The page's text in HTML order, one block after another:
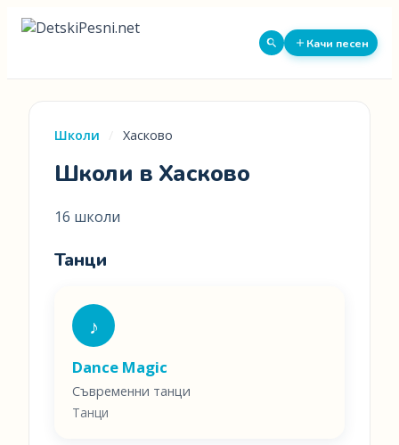
Качи песен
Школи Хасково
Школи в Хасково
16 школи
Танци
♪
Dance Magic
Съвременни танци
Танци